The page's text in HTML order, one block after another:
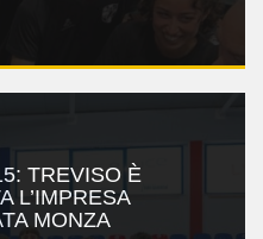
TREVISO È
L’IMPRESA
MONZA